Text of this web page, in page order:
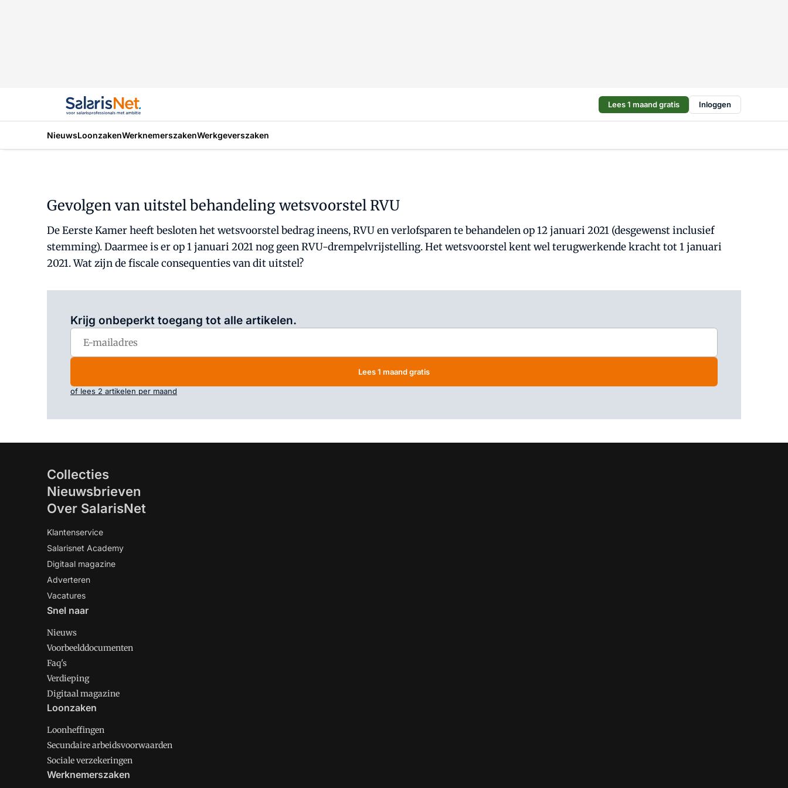
Lees 1 maand gratis Inloggen
NieuwsLoonzakenWerknemerszakenWerkgeverszaken
Gevolgen van uitstel behandeling wetsvoorstel RVU
De Eerste Kamer heeft besloten het wetsvoorstel bedrag ineens, RVU en verlofsparen te behandelen op 12 januari 2021 (desgewenst inclusief
stemming). Daarmee is er op 1 januari 2021 nog geen RVU-drempelvrijstelling. Het wetsvoorstel kent wel terugwerkende kracht tot 1 januari
2021. Wat zijn de fiscale consequenties van dit uitstel?
Krijg onbeperkt toegang tot alle artikelen.
Lees 1 maand gratis
of lees 2 artikelen per maand
Collecties
Nieuwsbrieven
Over SalarisNet
Klantenservice
Salarisnet Academy
Digitaal magazine
Adverteren
Vacatures
Snel naar
Nieuws
Voorbeelddocumenten
Faq's
Verdieping
Digitaal magazine
Loonzaken
Loonheffingen
Secundaire arbeidsvoorwaarden
Sociale verzekeringen
Werknemerszaken